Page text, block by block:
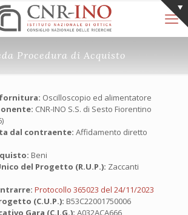
Procedura di Acquisto
Oscilloscopio ed alimentatore
CNR-INO S.S. di Sesto Fiorentino
dal contraente: Affidamento diretto
Beni
del Progetto (R.U.P.): Zaccanti
Protocollo 365023 del 24/11/2023
(C.U.P.): B53C22001750006
Gara (C.I.G.): A032ACA666